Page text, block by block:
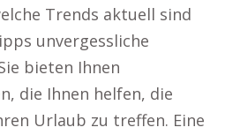
Trends aktuell sind
unvergessliche
bieten Ihnen
die Ihnen helfen, die
Urlaub zu treffen. Eine